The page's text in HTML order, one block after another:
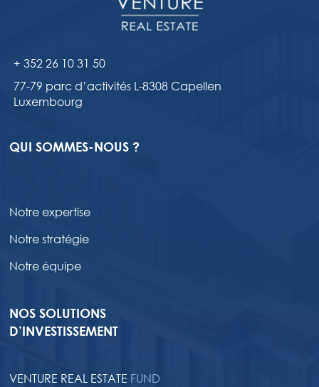
+ 352 26 10 31 50
77-79 parc d’activités L-8308 Capellen
Luxembourg
QUI SOMMES-NOUS ?
Notre expertise
Notre stratégie
Notre équipe
NOS SOLUTIONS
D’INVESTISSEMENT
VENTURE REAL ESTATE FUND